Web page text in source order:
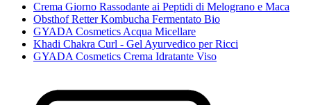
Crema Giorno Rassodante ai Peptidi di Melograno e Maca
Obsthof Retter Kombucha Fermentato Bio
GYADA Cosmetics Acqua Micellare
Khadi Chakra Curl - Gel Ayurvedico per Ricci
GYADA Cosmetics Crema Idratante Viso